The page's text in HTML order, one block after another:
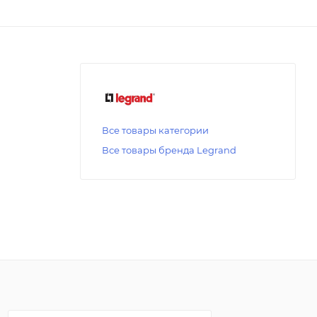
Все товары категории
Все товары бренда Legrand